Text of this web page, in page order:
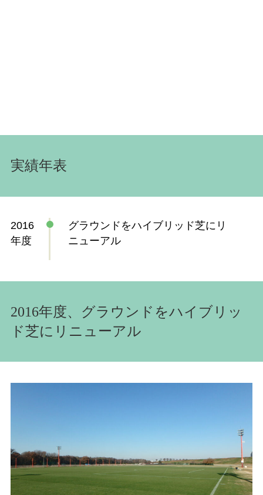
実績年表
2016
年度
グラウンドをハイブリッド芝にリ
ニューアル
2016年度、グラウンドをハイブリッ
ド芝にリニューアル